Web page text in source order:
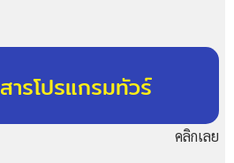
ารโปรแกรมทัวร์